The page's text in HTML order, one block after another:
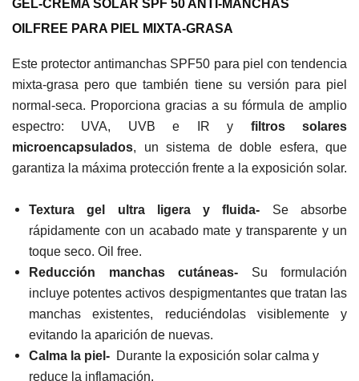
GEL-CREMA SOLAR SPF 50 ANTI-MANCHAS
OILFREE PARA PIEL MIXTA-GRASA
Este protector antimanchas SPF50 para piel con tendencia
mixta-grasa pero que también tiene su versión para piel
normal-seca. Proporciona gracias a su fórmula de amplio
espectro: UVA, UVB e IR y filtros solares
microencapsulados, un sistema de doble esfera, que
garantiza la máxima protección frente a la exposición solar.
Textura gel ultra ligera y fluida- Se absorbe
rápidamente con un acabado mate y transparente y un
toque seco. Oil free.
Reducción manchas cutáneas- Su formulación
incluye potentesactivos despigmentantes que tratan las
manchas existentes, reduciéndolas visiblemente y
evitando la aparición de nuevas.
Calma la piel- Durante la exposición solar calma y
reduce la inflamación.